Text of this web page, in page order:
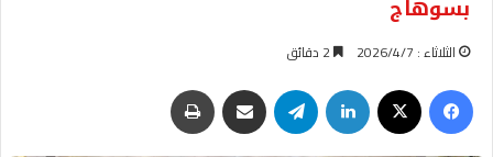
بسوهاج
الثلاثاء : 2026/4/7
فيسبوك لينكدإن تيلقرام مشاركة عبر البريد